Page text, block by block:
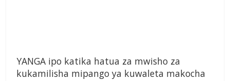
YANGA ipo katika hatua za mwisho za
kukamilisha mipango ya kuwaleta makocha